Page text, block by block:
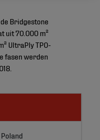
Bridgestone
uit 70.000 m²
UltraPly TPO-
fasen werden